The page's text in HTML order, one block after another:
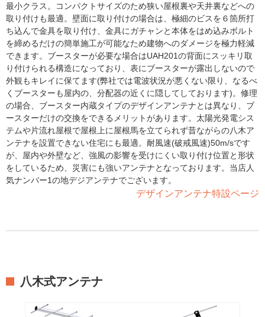
最小クラス。コンパクトサイズのため狭い屋根裏や天井裏などへの
取り付けも最適。壁面に取り付けの場合は、極細のビスを６箇所打
ち込んで金具を取り付け、金具にガチャンと本体をはめ込みボルト
を締めるだけの簡単施工が可能なため建物へのダメージを極力軽減
できます。ブースターが必要な場合はUAH201の背面にスッキリ取
り付けられる構造になっており、表にブースターが露出しないので
外観もキレイに保てます(弊社では電波状況が悪くない限り、なるべ
くブースターも屋内の、分配器の近くに隠してしております)。修理
の場合、ブースター内蔵タイプのデザインアンテナとは異なり、ブ
ースターだけの交換をできるメリットがあります。太陽光発電シス
テムや片流れ屋根で屋根上に屋根馬を立てられず昔ながらの八木ア
ンテナを設置できない住宅にも最適。耐風速(破戒風速)50m/sです
が、屋内や外壁など、強風の影響を受けにくい取り付け位置と形状
をしているため、災害にも強いアンテナとなっております。当店人
気ナンバー1の地デジアンテナでございます。
デザインアンテナ特設ページ
八木式アンテナ